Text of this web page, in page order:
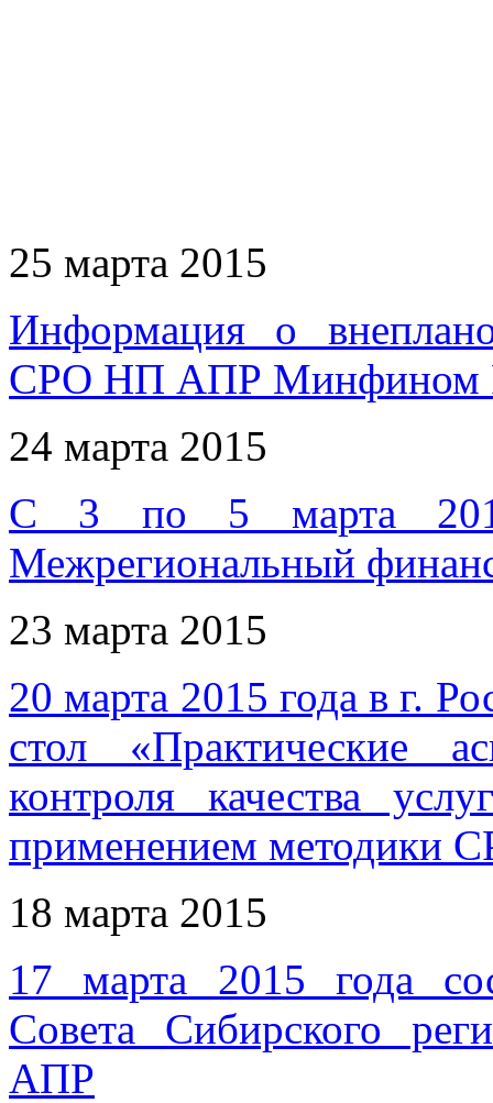
25 марта 2015
Информация о
СРО НП АПР Минфином
24 марта 2015
С 3 по 5 марта
Межрегиональный
23 марта 2015
20 марта 2015 года в г.
стол «Практические
контроля качества
применением методики
18 марта 2015
17 марта 2015 года
Совета Сибирского
АПР